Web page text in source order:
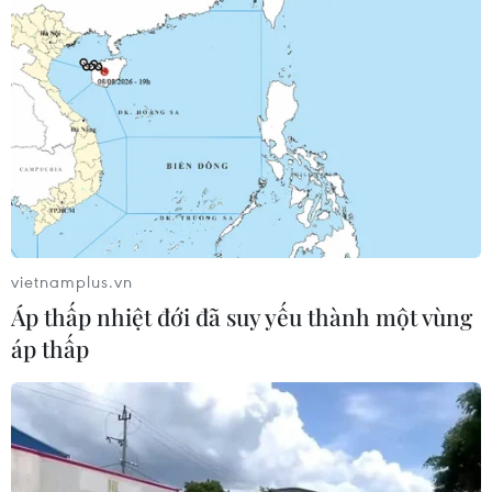
Tòa án Mỹ chỉ định hội đồng thẩm
phán xét xử các vụ kiện về thuế quan
Mục 301
06/08/2026 02:23
Cuba nỗ lực khôi phục hệ thống điện
sau các sự cố toàn quốc
05/08/2026 23:16
Hội đồng Bảo an đánh giá về mối đe
dọa của IS đối với hòa bình, an ninh
quốc tế
05/08/2026 23:15
vietnamplus.vn
Áp thấp nhiệt đới đã suy yếu thành một vùng
áp thấp